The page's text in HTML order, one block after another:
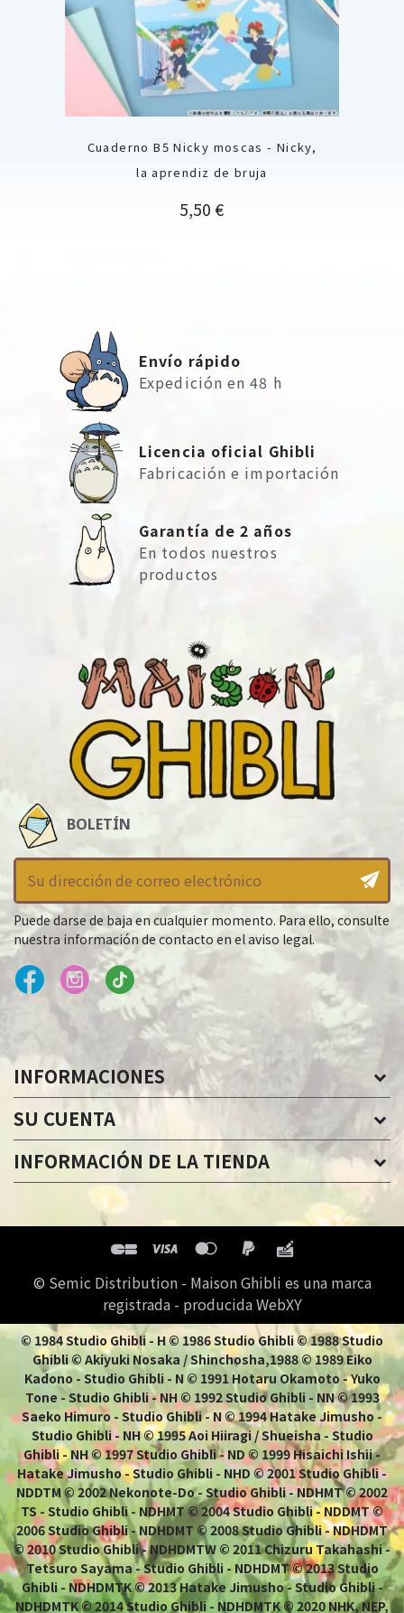
Cuaderno B5 Nicky moscas - Nicky,
la aprendiz de bruja
Precio
5,50 €
Envío rápido
Expedición en 48 h
Licencia oficial Ghibli
Fabricación e importación
Garantía de 2 años
En todos nuestros
productos
BOLETÍN
Puede darse de baja en cualquier momento. Para ello, consulte
nuestra información de contacto en el aviso legal.
INFORMACIONES
SU CUENTA
INFORMACIÓN DE LA TIENDA
© Semic Distribution - Maison Ghibli es una marca
registrada - producida WebXY
© 1984 Studio Ghibli - H © 1986 Studio Ghibli © 1988 Studio
Ghibli © Akiyuki Nosaka / Shinchosha,1988 © 1989 Eiko
Kadono - Studio Ghibli - N © 1991 Hotaru Okamoto - Yuko
Tone - Studio Ghibli - NH © 1992 Studio Ghibli - NN © 1993
Saeko Himuro - Studio Ghibli - N © 1994 Hatake Jimusho -
Studio Ghibli - NH © 1995 Aoi Hiiragi / Shueisha - Studio
Ghibli - NH © 1997 Studio Ghibli - ND © 1999 Hisaichi Ishii -
Hatake Jimusho - Studio Ghibli - NHD © 2001 Studio Ghibli -
NDDTM © 2002 Nekonote-Do - Studio Ghibli - NDHMT © 2002
TS - Studio Ghibli - NDHMT © 2004 Studio Ghibli - NDDMT ©
2006 Studio Ghibli - NDHDMT © 2008 Studio Ghibli - NDHDMT
© 2010 Studio Ghibli - NDHDMTW © 2011 Chizuru Takahashi -
Tetsuro Sayama - Studio Ghibli - NDHDMT © 2013 Studio
Ghibli - NDHDMTK © 2013 Hatake Jimusho - Studio Ghibli -
NDHDMTK © 2014 Studio Ghibli - NDHDMTK © 2020 NHK, NEP,